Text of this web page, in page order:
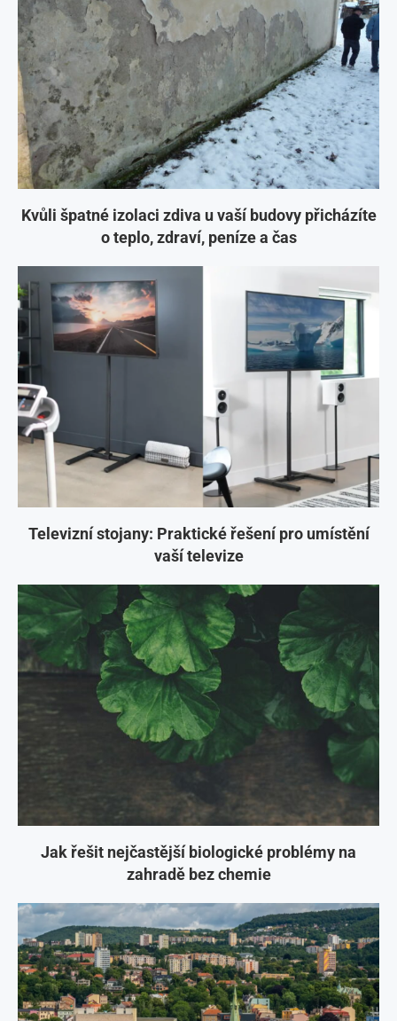
Kvůli špatné izolaci zdiva u vaší budovy přicházíte
o teplo, zdraví, peníze a čas
Televizní stojany: Praktické řešení pro umístění
vaší televize
Jak řešit nejčastější biologické problémy na
zahradě bez chemie